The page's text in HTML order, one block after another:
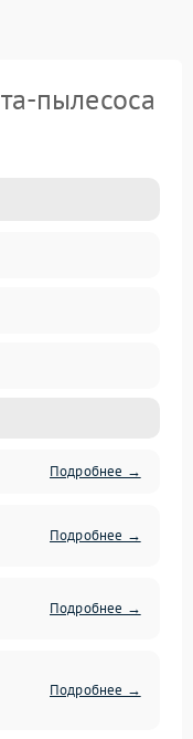
пылесоса
Подробнее →
Подробнее →
Подробнее →
Подробнее →